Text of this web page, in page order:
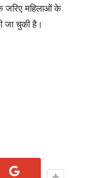
जरिए महिलाओं के
जा चुकी है।